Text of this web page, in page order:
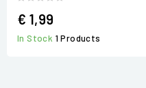
€ 1,99
In Stock 1 Products